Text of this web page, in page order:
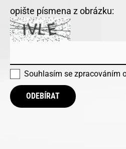
opište písmena z obrázku:
Souhlasím se zpracováním
ODEBÍRAT